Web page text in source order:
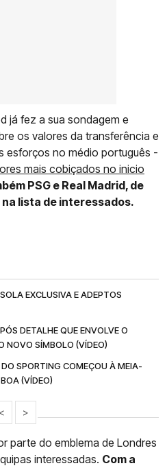
já fez a sua sondagem e
os valores da transferência e
esforços no médio português -
mais cobiçados no inicio
PSG e Real Madrid, de
lista de interessados.
EXCLUSIVA E ADEPTOS
DETALHE QUE ENVOLVE O
NOVO SÍMBOLO (VÍDEO)
SPORTING COMEÇOU À MEIA-
(VÍDEO)
< >
parte do emblema de Londres
interessadas. Com a